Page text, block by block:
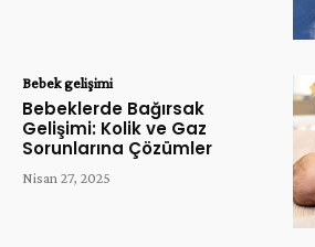
Bebek gelişimi
Bebeklerde Bağırsak
Gelişimi: Kolik ve Gaz
Sorunlarına Çözümler
Nisan 27, 2025